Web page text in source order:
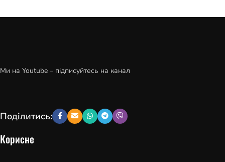
Ми на Youtube – підписуйтесь на канал
Поділитись:
Корисне